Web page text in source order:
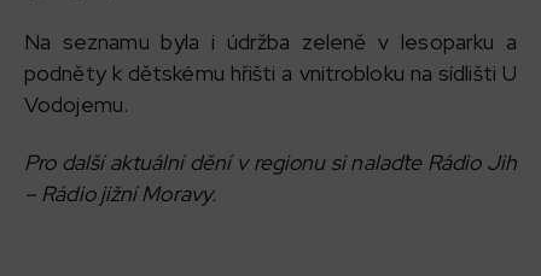
Na seznamu byla i údržba zeleně v lesoparku a
podněty k dětskému hřišti a vnitrobloku na sídlišti U
Vodojemu.
Pro další aktuální dění v regionu si nalaďte Rádio Jih
– Rádio jižní Moravy.